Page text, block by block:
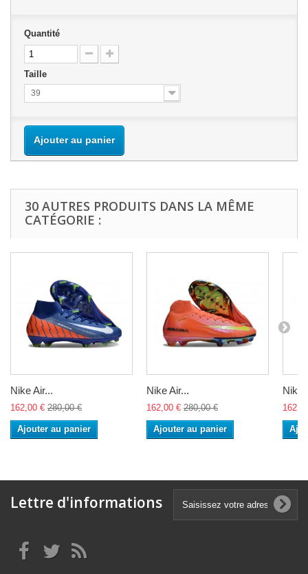
Quantité
Taille
39
Ajouter au panier
30 AUTRES PRODUITS DANS LA MÊME
CATÉGORIE :
Nike Air...
162,00 € 280,00 €
Ajouter au panier
Nike Air...
162,00 € 280,00 €
Ajouter au panier
Nike
Lettre d'informations